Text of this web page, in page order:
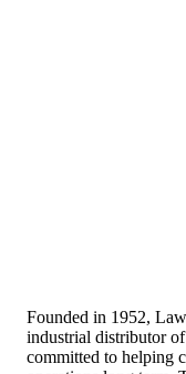
Founded in 1952,
industrial distributor
committed to helping